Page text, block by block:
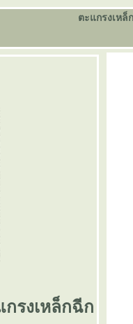
ตะแกรงเห
รงเหล็กฉีก